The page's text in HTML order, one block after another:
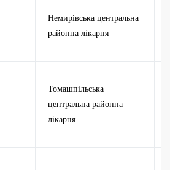
Немирівська центральна
районна лікарня
Томашпільська
центральна районна
лікарня